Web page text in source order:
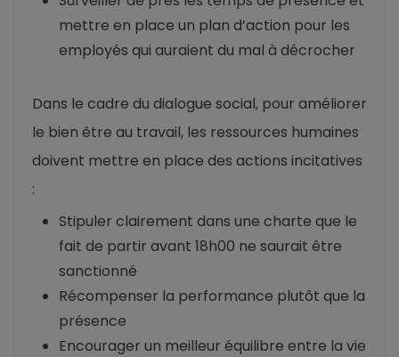
mettre en place un plan d’action pour les
employés qui auraient du mal à décrocher
Dans le cadre du dialogue social, pour améliorer
le bien être au travail, les ressources humaines
doivent mettre en place des actions incitatives
:
Stipuler clairement dans une charte que le
fait de partir avant 18h00 ne saurait être
sanctionné
Récompenser la performance plutôt que la
présence
Encourager un meilleur équilibre entre la vie